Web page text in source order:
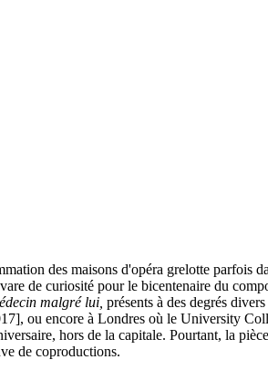
des maisons d'opéra grelotte parfois
de curiosité pour le bicentenaire du
malgré lui, présents à des degrés
ou encore à Londres où le University
hors de la capitale. Pourtant, la
de coproductions.